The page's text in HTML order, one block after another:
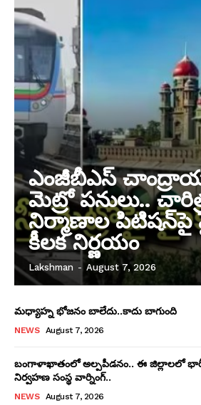
ఎంజీబీఎస్
మెట్రో పనులు..
నిర్మాణాల పిటిషన్‌పై
కీలక నిర్ణయం
Lakshman - August 7, 2026
మధ్యాహ్న భోజనం బాలేదు..కాదు బాగుంది
NEWS August 7, 2026
బంగాళాఖాతంలో అల్పపీడనం.. ఈ జిల్లాలలో భారీ
నిర్వహణ సంస్థ వార్నింగ్..
NEWS August 7, 2026